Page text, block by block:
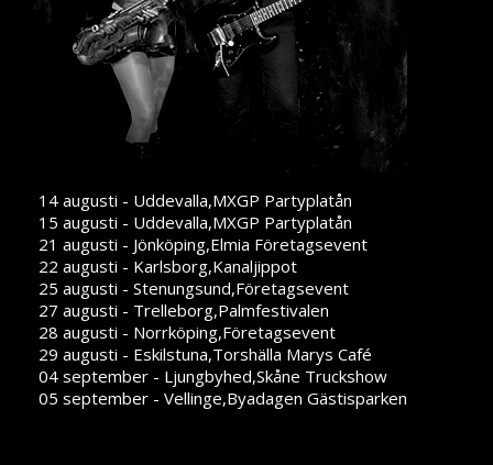
14 augusti - Uddevalla,MXGP Partyplatån
15 augusti - Uddevalla,MXGP Partyplatån
21 augusti - Jönköping,Elmia Företagsevent
22 augusti - Karlsborg,Kanaljippot
25 augusti - Stenungsund,Företagsevent
27 augusti - Trelleborg,Palmfestivalen
28 augusti - Norrköping,Företagsevent
29 augusti - Eskilstuna,Torshälla Marys Café
04 september - Ljungbyhed,Skåne Truckshow
05 september - Vellinge,Byadagen Gästisparken